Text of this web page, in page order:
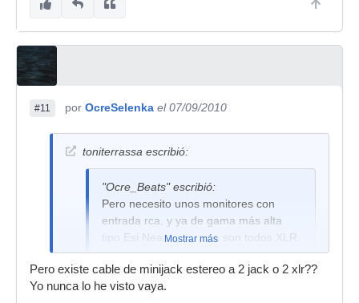
#11 por OcreSelenka el 07/09/2010
toniterrassa escribió:
"Ocre_Beats" escribió:
Pero necesito unos monitores con
entrada rca, y ya de gama más alta
tipo Esi Near 05, etc ya son todos XLR
y jack no?
Si sabes algunos con entrada rca
dímelo, me sería muy útil.
Mostrar más
Pero existe cable de minijack estereo a 2 jack o 2 xlr??
Yo nunca lo he visto vaya.